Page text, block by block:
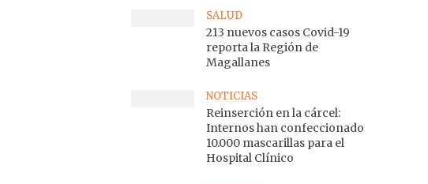
SALUD
213 nuevos casos Covid-19
reporta la Región de
Magallanes
NOTICIAS
Reinserción en la cárcel:
Internos han confeccionado
10.000 mascarillas para el
Hospital Clínico